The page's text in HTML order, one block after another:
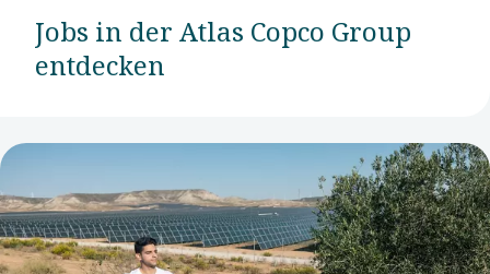
Jobs in der Atlas Copco Group
entdecken